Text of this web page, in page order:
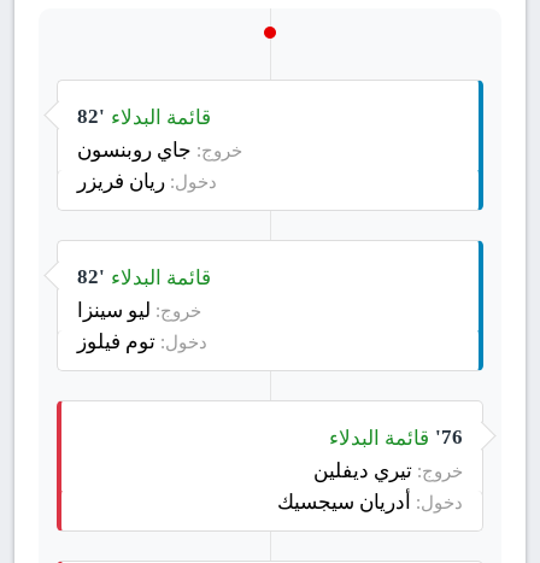
82' قائمة البدلاء
خروج: جاي روبنسون
دخول: ريان فريزر
82' قائمة البدلاء
خروج: ليو سينزا
دخول: توم فيلوز
76' قائمة البدلاء
خروج: تيري ديفلين
دخول: أدريان سيجسيك